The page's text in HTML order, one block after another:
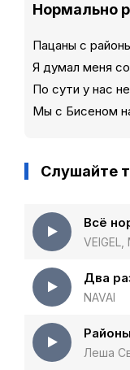
Нормально
Пацаны с
Я думал меня
По сути у нас
Мы с Бисеном
Слушайте
Всё
NAVAI
Леша